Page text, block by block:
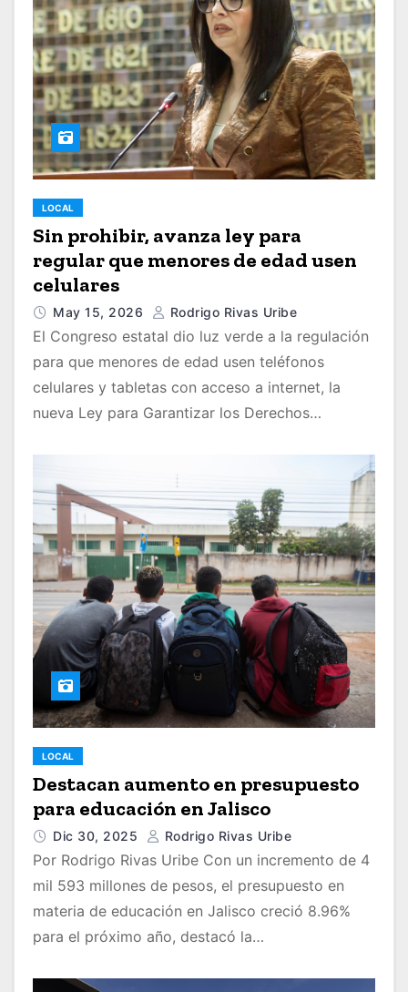
LOCAL
Sin prohibir, avanza ley para
regular que menores de edad usen
celulares
May 15, 2026 Rodrigo Rivas Uribe
El Congreso estatal dio luz verde a la regulación
para que menores de edad usen teléfonos
celulares y tabletas con acceso a internet, la
nueva Ley para Garantizar los Derechos…
LOCAL
Destacan aumento en presupuesto
para educación en Jalisco
Dic 30, 2025 Rodrigo Rivas Uribe
Por Rodrigo Rivas Uribe Con un incremento de 4
mil 593 millones de pesos, el presupuesto en
materia de educación en Jalisco creció 8.96%
para el próximo año, destacó la…